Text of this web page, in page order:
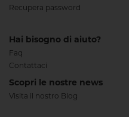
Recupera password
Hai bisogno di aiuto?
Faq
Contattaci
Scopri le nostre news
Visita il nostro Blog